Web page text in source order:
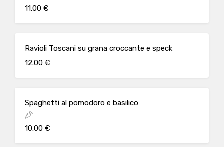
11.00 €
Ravioli Toscani su grana croccante e speck
12.00 €
Spaghetti al pomodoro e basilico
10.00 €